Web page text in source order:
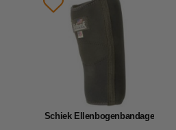
Schiek Ellenbogenbandage